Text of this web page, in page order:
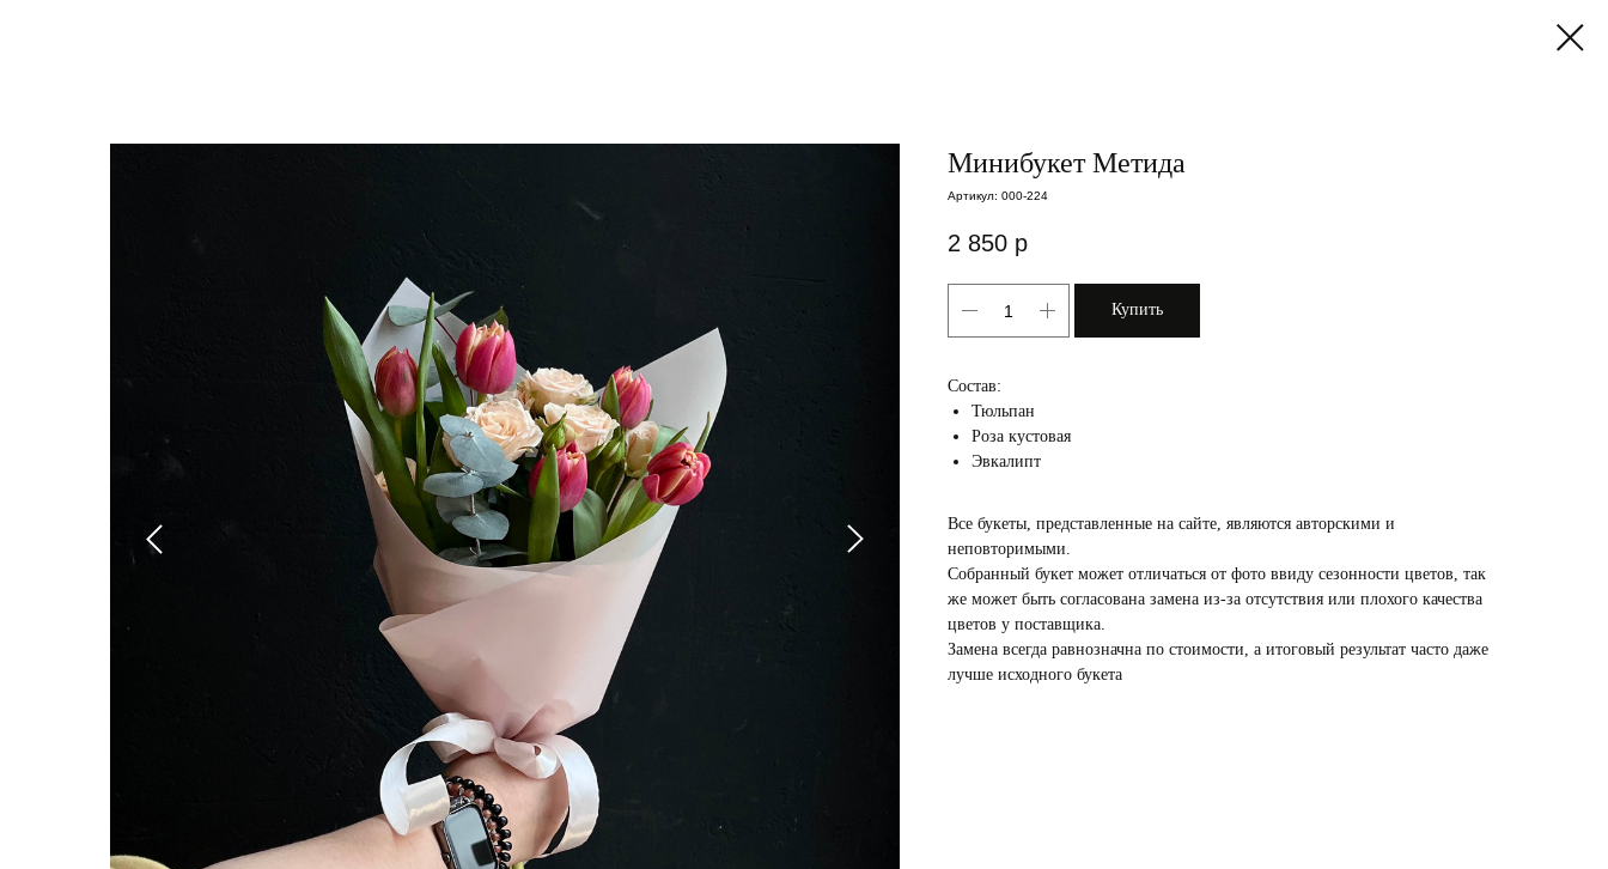
Минибукет Метида
Артикул: 000-224
2 850 р
Купить
Состав:
Тюльпан
Роза кустовая
Эвкалипт
Все букеты, представленные на сайте, являются авторскими и
неповторимыми.
Собранный букет может отличаться от фото ввиду сезонности цветов, так
же может быть согласована замена из-за отсутствия или плохого качества
цветов у поставщика.
Замена всегда равнозначна по стоимости, а итоговый результат часто даже
лучше исходного букета